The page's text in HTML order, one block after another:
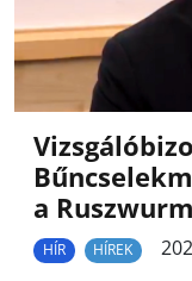
a
HÍR HÍREK